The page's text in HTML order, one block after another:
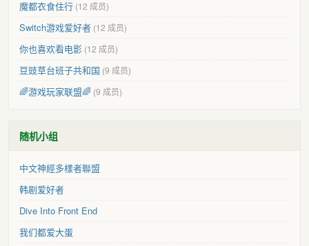
魔都衣食住行 (12 成员)
Switch游戏爱好者 (12 成员)
你也喜欢看电影 (12 成员)
豆豉草台班子共和国 (9 成员)
🌈游戏玩家联盟🌈 (9 成员)
随机小组
中文神經多樣者聯盟
韩剧爱好者
Dive Into Front End
我们都爱大蛋